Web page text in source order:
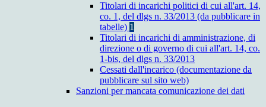
Titolari di incarichi politici di cui all'art. 14,
co. 1, del dlgs n. 33/2013 (da pubblicare in
tabelle) 1
Titolari di incarichi di amministrazione, di
direzione o di governo di cui all'art. 14, co.
1-bis, del dlgs n. 33/2013
Cessati dall'incarico (documentazione da
pubblicare sul sito web)
Sanzioni per mancata comunicazione dei dati